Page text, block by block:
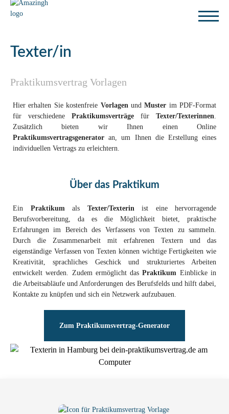
Texter/in
Praktikumsvertrag Vorlagen
Hier erhalten Sie kostenfreie VorlagenundMuster im PDF-Format
für verschiedene Praktikumsverträge für Texter/Texterinnen.
Zusätzlich bieten wir Ihnen einen Online
Praktikumsvertragsgenerator an, um Ihnen die Erstellung eines
individuellen Vertrags zu erleichtern.
Über das Praktikum
Ein Praktikumals Texter/Texterinist eine hervorragende
Berufsvorbereitung, da es die Möglichkeit bietet, praktische
Erfahrungen im Bereich des Verfassens von Texten zu sammeln.
Durch die Zusammenarbeit mit erfahrenen Textern und das
eigenständige Verfassen von Texten können wichtige Fertigkeiten wie
Kreativität, sprachliches Geschick und strukturiertes Arbeiten
entwickelt werden. Zudem ermöglicht dasPraktikum Einblicke in
die Arbeitsabläufe und Anforderungen des Berufsfelds und hilft dabei,
Kontakte zu knüpfen und sich ein Netzwerk aufzubauen.
Zum Praktikumsvertrag-Generator